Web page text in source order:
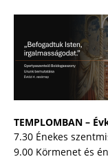
Évközi
vasárnap
(2025.
február
TEMPLOMBAN –
7.30 Énekes
9.00 Körmenet és